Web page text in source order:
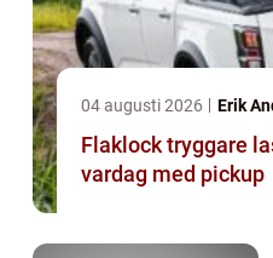
04 augusti 2026 Erik
Flaklock tryggare last och smartare
vardag med pickup